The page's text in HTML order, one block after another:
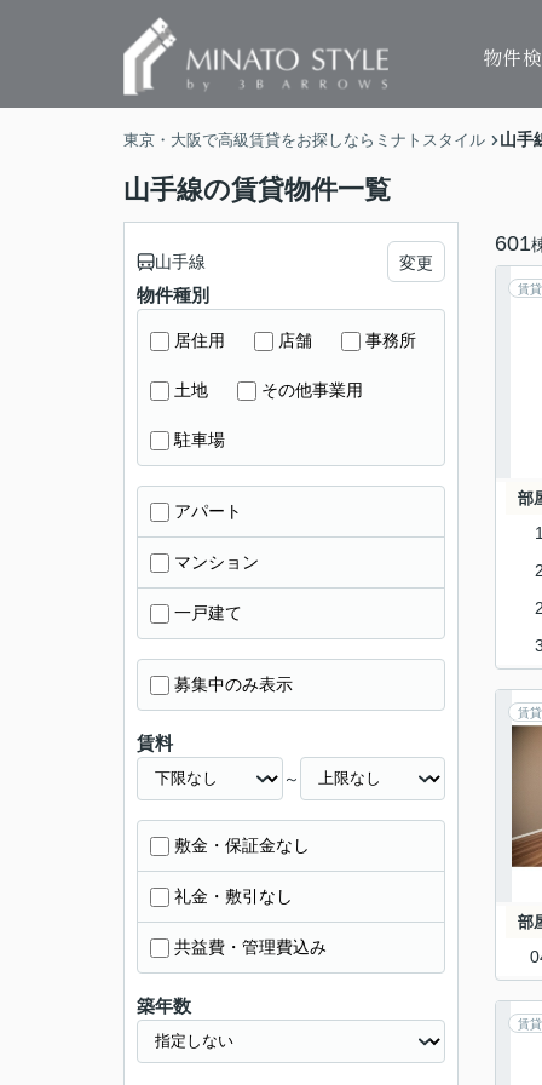
物件
東京・大阪で高級賃貸をお探しならミナトスタイル 山手
山手線の賃貸物件一覧
601
賃
部
賃
部
賃
山手線 変更
物件種別
居住用 店舗 事務所
土地 その他事業用
駐車場
アパート
マンション
一戸建て
募集中のみ表示
賃料
～
敷金・保証金なし
礼金・敷引なし
共益費・管理費込み
築年数